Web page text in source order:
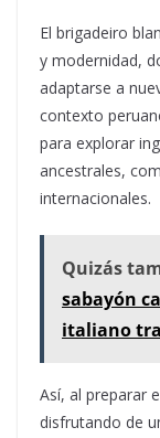
El brigadeiro
y modernidad,
adaptarse a
contexto
para explorar
ancestrales,
internacionales.
Quizás
sabayón
italiano
Así, al preparar
disfrutando de